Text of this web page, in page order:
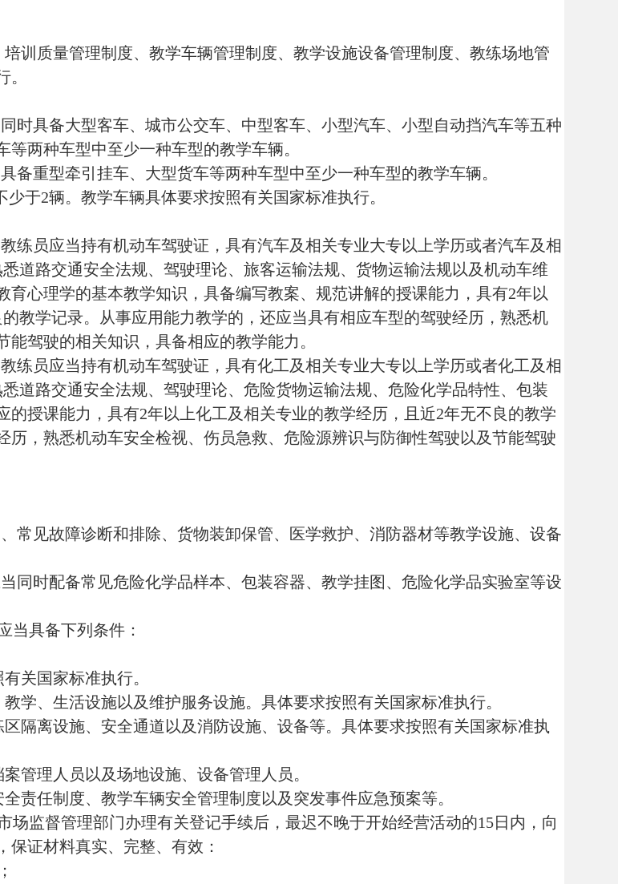
安全法规、驾驶理论、旅客运输法规、货物运输法规以及机动车维
的基本教学知识，具备编写教案、规范讲解的授课能力，具有2年以
。从事应用能力教学的，还应当具有相应车型的驾驶经历，熟悉机
相关知识，具备相应的教学能力。
持有机动车驾驶证，具有化工及相关专业大专以上学历或者化工及相
安全法规、驾驶理论、危险货物运输法规、危险化学品特性、包装
力，具有2年以上化工及相关专业的教学经历，且近2年无不良的教学
机动车安全检视、伤员急救、危险源辨识与防御性驾驶以及节能驾驶
诊断和排除、货物装卸保管、医学救护、消防器材等教学设施、设备
常见危险化学品样本、包装容器、教学挂图、危险化学品实验室等设
列条件：
标准执行。
设施以及维护服务设施。具体要求按照有关国家标准执行。
、安全通道以及消防设施、设备等。具体要求按照有关国家标准执
以及场地设施、设备管理人员。
、教学车辆安全管理制度以及突发事件应急预案等。
部门办理有关登记手续后，最迟不晚于开始经营活动的15日内，向
真实、完整、有效：
训教练场经营的无需提交）；
无需提交）；
提供由公安机关交通管理部门出具的相关人员安全驾驶经历证明，
合要求的，应当予以备案并编号归档；对材料不齐全或者不符合要
人需要补充的全部内容。